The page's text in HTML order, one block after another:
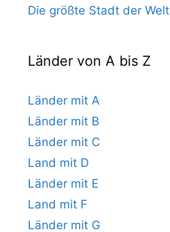
Die größte Stadt der Welt
Länder von A bis Z
Länder mit A
Länder mit B
Länder mit C
Land mit D
Länder mit E
Land mit F
Länder mit G